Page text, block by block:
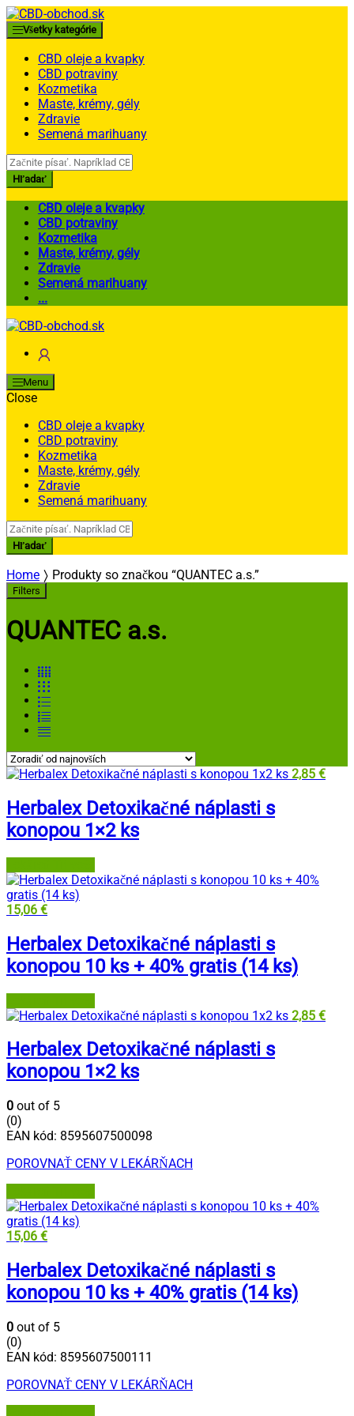
Skip
to
navigation
Skip
to
content
Všetky kategórie
CBD oleje a kvapky
CBD potraviny
Kozmetika
Maste, krémy, gély
Zdravie
Semená marihuany
Search
for:
Hľadať
CBD oleje a kvapky
CBD potraviny
Kozmetika
Maste, krémy, gély
Zdravie
Semená marihuany
...
Menu
Close
CBD oleje a kvapky
CBD potraviny
Kozmetika
Maste, krémy, gély
Zdravie
Semená marihuany
Search
for:
Hľadať
Home Produkty so značkou “QUANTEC a.s.”
Filters
QUANTEC a.s.
2,85 €
Herbalex Detoxikačné náplasti s
konopou 1×2 ks
15,06 €
Herbalex Detoxikačné náplasti s
konopou 10 ks + 40% gratis (14 ks)
2,85 €
Herbalex Detoxikačné náplasti s
konopou 1×2 ks
0 out of 5
(0)
EAN kód: 8595607500098
POROVNAŤ CENY V LEKÁRŇACH
15,06 €
Herbalex Detoxikačné náplasti s
konopou 10 ks + 40% gratis (14 ks)
0 out of 5
(0)
EAN kód: 8595607500111
POROVNAŤ CENY V LEKÁRŇACH